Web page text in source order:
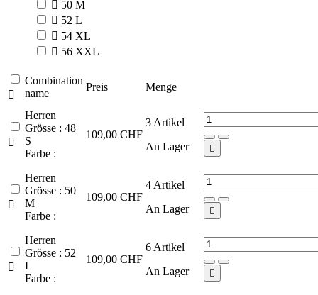
 50 M
 52 L
 54 XL
 56 XXL

Combination
name
Preis Menge

Herren
Grösse : 48
S
Farbe :
109,00 CHF
3 Artikel
An Lager


Herren
Grösse : 50
M
Farbe :
109,00 CHF
4 Artikel
An Lager


Herren
Grösse : 52
L
Farbe :
109,00 CHF
6 Artikel
An Lager
